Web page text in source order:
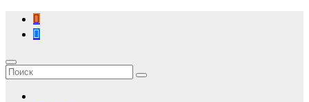
Перейти
содержимому